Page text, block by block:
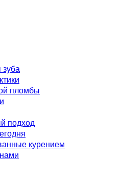
зуба
пломбы
подход
курением